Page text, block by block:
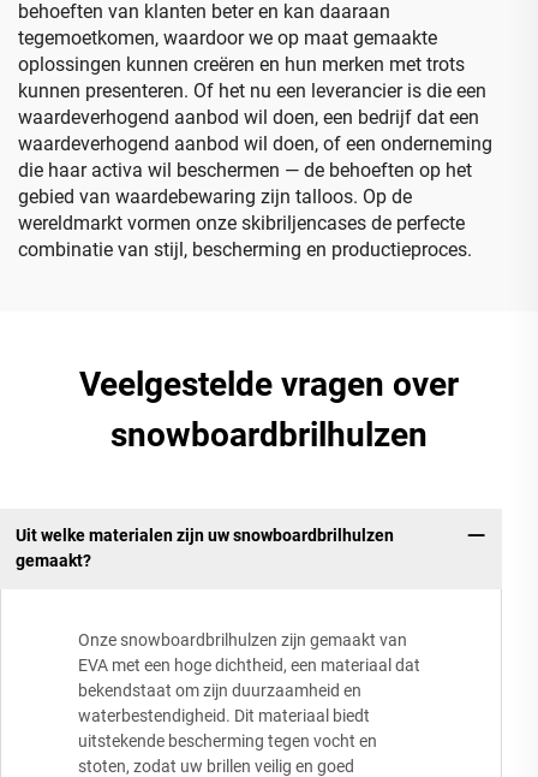
behoeften van klanten beter en kan daaraan
tegemoetkomen, waardoor we op maat gemaakte
oplossingen kunnen creëren en hun merken met trots
kunnen presenteren. Of het nu een leverancier is die een
waardeverhogend aanbod wil doen, een bedrijf dat een
waardeverhogend aanbod wil doen, of een onderneming
die haar activa wil beschermen — de behoeften op het
gebied van waardebewaring zijn talloos. Op de
wereldmarkt vormen onze skibriljencases de perfecte
combinatie van stijl, bescherming en productieproces.
Veelgestelde vragen over
snowboardbrilhulzen
Uit welke materialen zijn uw snowboardbrilhulzen
gemaakt?
Onze snowboardbrilhulzen zijn gemaakt van
EVA met een hoge dichtheid, een materiaal dat
bekendstaat om zijn duurzaamheid en
waterbestendigheid. Dit materiaal biedt
uitstekende bescherming tegen vocht en
stoten, zodat uw brillen veilig en goed